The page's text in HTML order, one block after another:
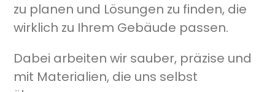
zu planen und Lösungen zu finden, die
wirklich zu Ihrem Gebäude passen.
Dabei arbeiten wir sauber, präzise und
mit Materialien, die uns selbst